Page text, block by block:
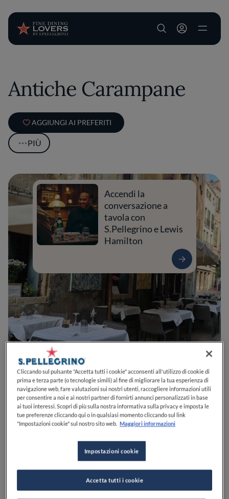
User account
Antiche Carampane
AGGIUNGI AI PREFERITI
PIÙ
0 0 0
Accendi la
conversazione a
tavola con
S.Pellegrino e Lewis
Hamilton
Rio Terà de le Carampane, 191130125VeneziaVEItalia
Cliccando sul pulsante "Accetta tutti i cookie" acconsenti all'utilizzo di cookie di
prima e terza parte (o tecnologie simili) al fine di migliorare la tua esperienza di
navigazione web, fare valutazioni sui nostri utenti, raccogliere informazioni utili
per consentire a noi e ai nostri partner di fornirti annunci personalizzati in base
ai tuoi interessi. Scopri di più sulla nostra informativa sulla privacy e imposta le
tue preferenze cliccando qui o in qualsiasi momento cliccando sul link
"Impostazioni cookie" sul nostro sito web. Maggiori informazioni
Impostazioni cookie
Accetta tutti i cookie